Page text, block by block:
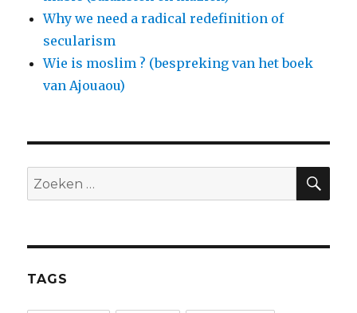
Why we need a radical redefinition of
secularism
Wie is moslim ? (bespreking van het boek
van Ajouaou)
Zoeken
naar:
TAGS